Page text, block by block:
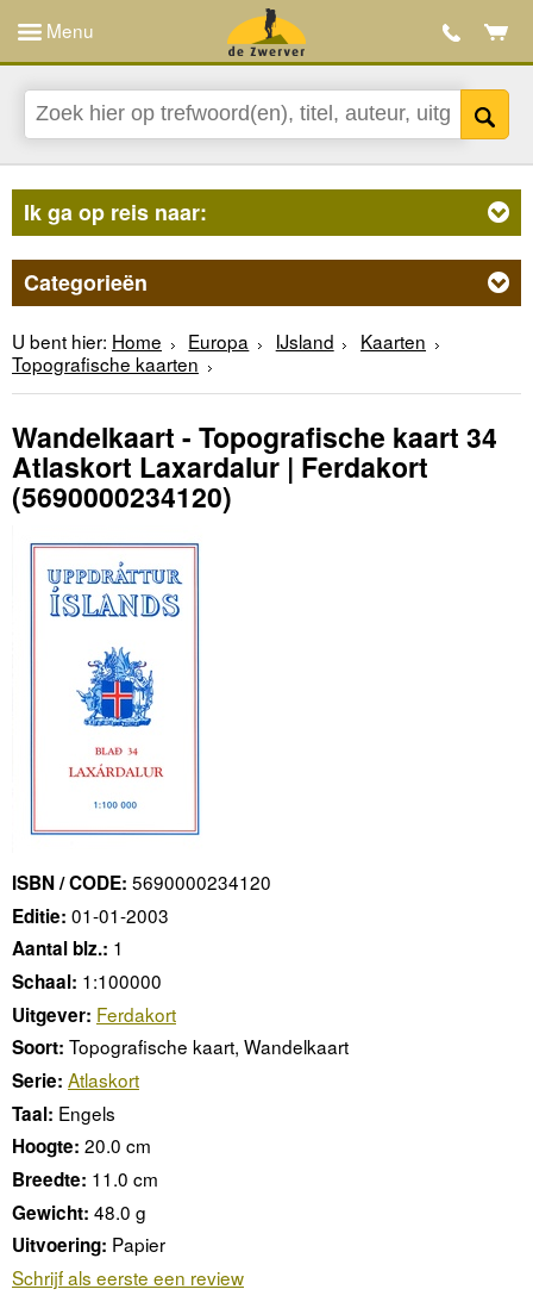
Menu
Ik ga op reis naar:
Categorieën
U bent hier: Home Europa IJsland
Kaarten
Topografische kaarten
Wandelkaart - Topografische kaart 34
Atlaskort Laxardalur | Ferdakort
(5690000234120)
ISBN / CODE: 5690000234120
Editie: 01-01-2003
Aantal blz.: 1
Schaal: 1:100000
Uitgever: Ferdakort
Soort: Topografische kaart, Wandelkaart
Serie: Atlaskort
Taal: Engels
Hoogte: 20.0 cm
Breedte: 11.0 cm
Gewicht: 48.0 g
Uitvoering: Papier
Schrijf als eerste een review